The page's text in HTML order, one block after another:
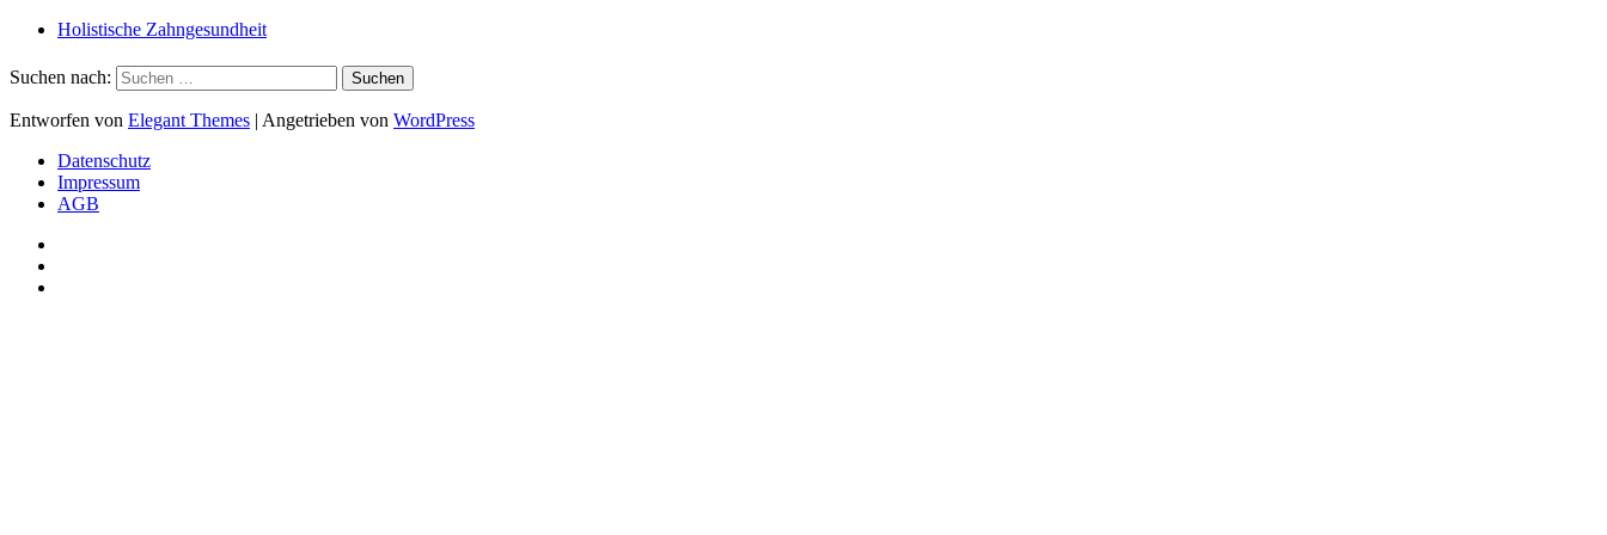
Holistische Zahngesundheit
Suchen nach:
Entworfen von Elegant Themes | Angetrieben von WordPress
Datenschutz
Impressum
AGB